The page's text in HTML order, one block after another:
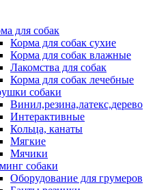
для собак
Корма для собак сухие
Корма для собак влажные
Лакомства для собак
Корма для собак лечебные
собаки
Винил,резина,латекс,дерево
Интерактивные
Кольца, канаты
Мягкие
Мячики
собаки
Оборудование для грумеров